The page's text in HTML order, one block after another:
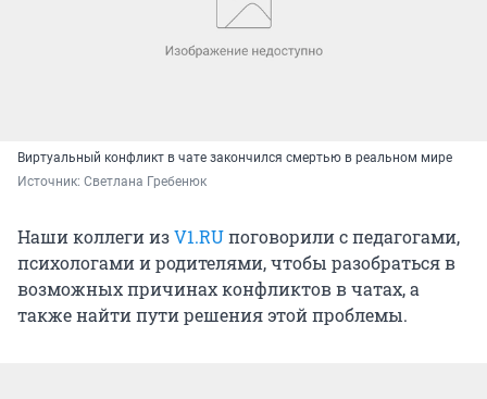
Виртуальный конфликт в чате закончился смертью в реальном мире
Источник: Светлана Гребенюк
Наши коллеги изV1.RUпоговорили с педагогами,
психологами и родителями, чтобы разобраться в
возможных причинах конфликтов в чатах, а
также найти пути решения этой проблемы.